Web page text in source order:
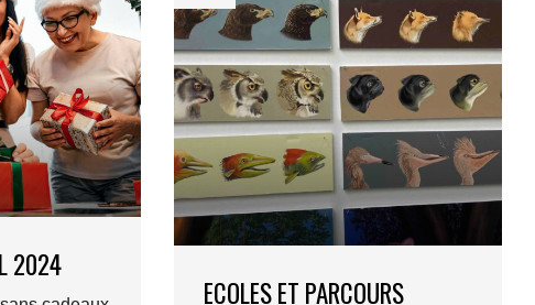
2024
ECOLES ET PARCOURS